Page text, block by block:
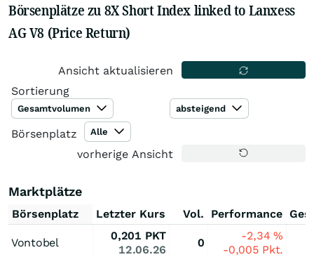
Börsenplätze zu 8X Short Index linked to Lanxess
AG V8 (Price Return)
Ansicht aktualisieren
Sortierung
Gesamtvolumen absteigend
Börsenplatz Alle
vorherige Ansicht
Marktplätze
Börsenplatz Letzter Kurs Vol. Performance
Vontobel
0,201 PKT
12.06.26
0
-2,34%
-0,005 Pkt.